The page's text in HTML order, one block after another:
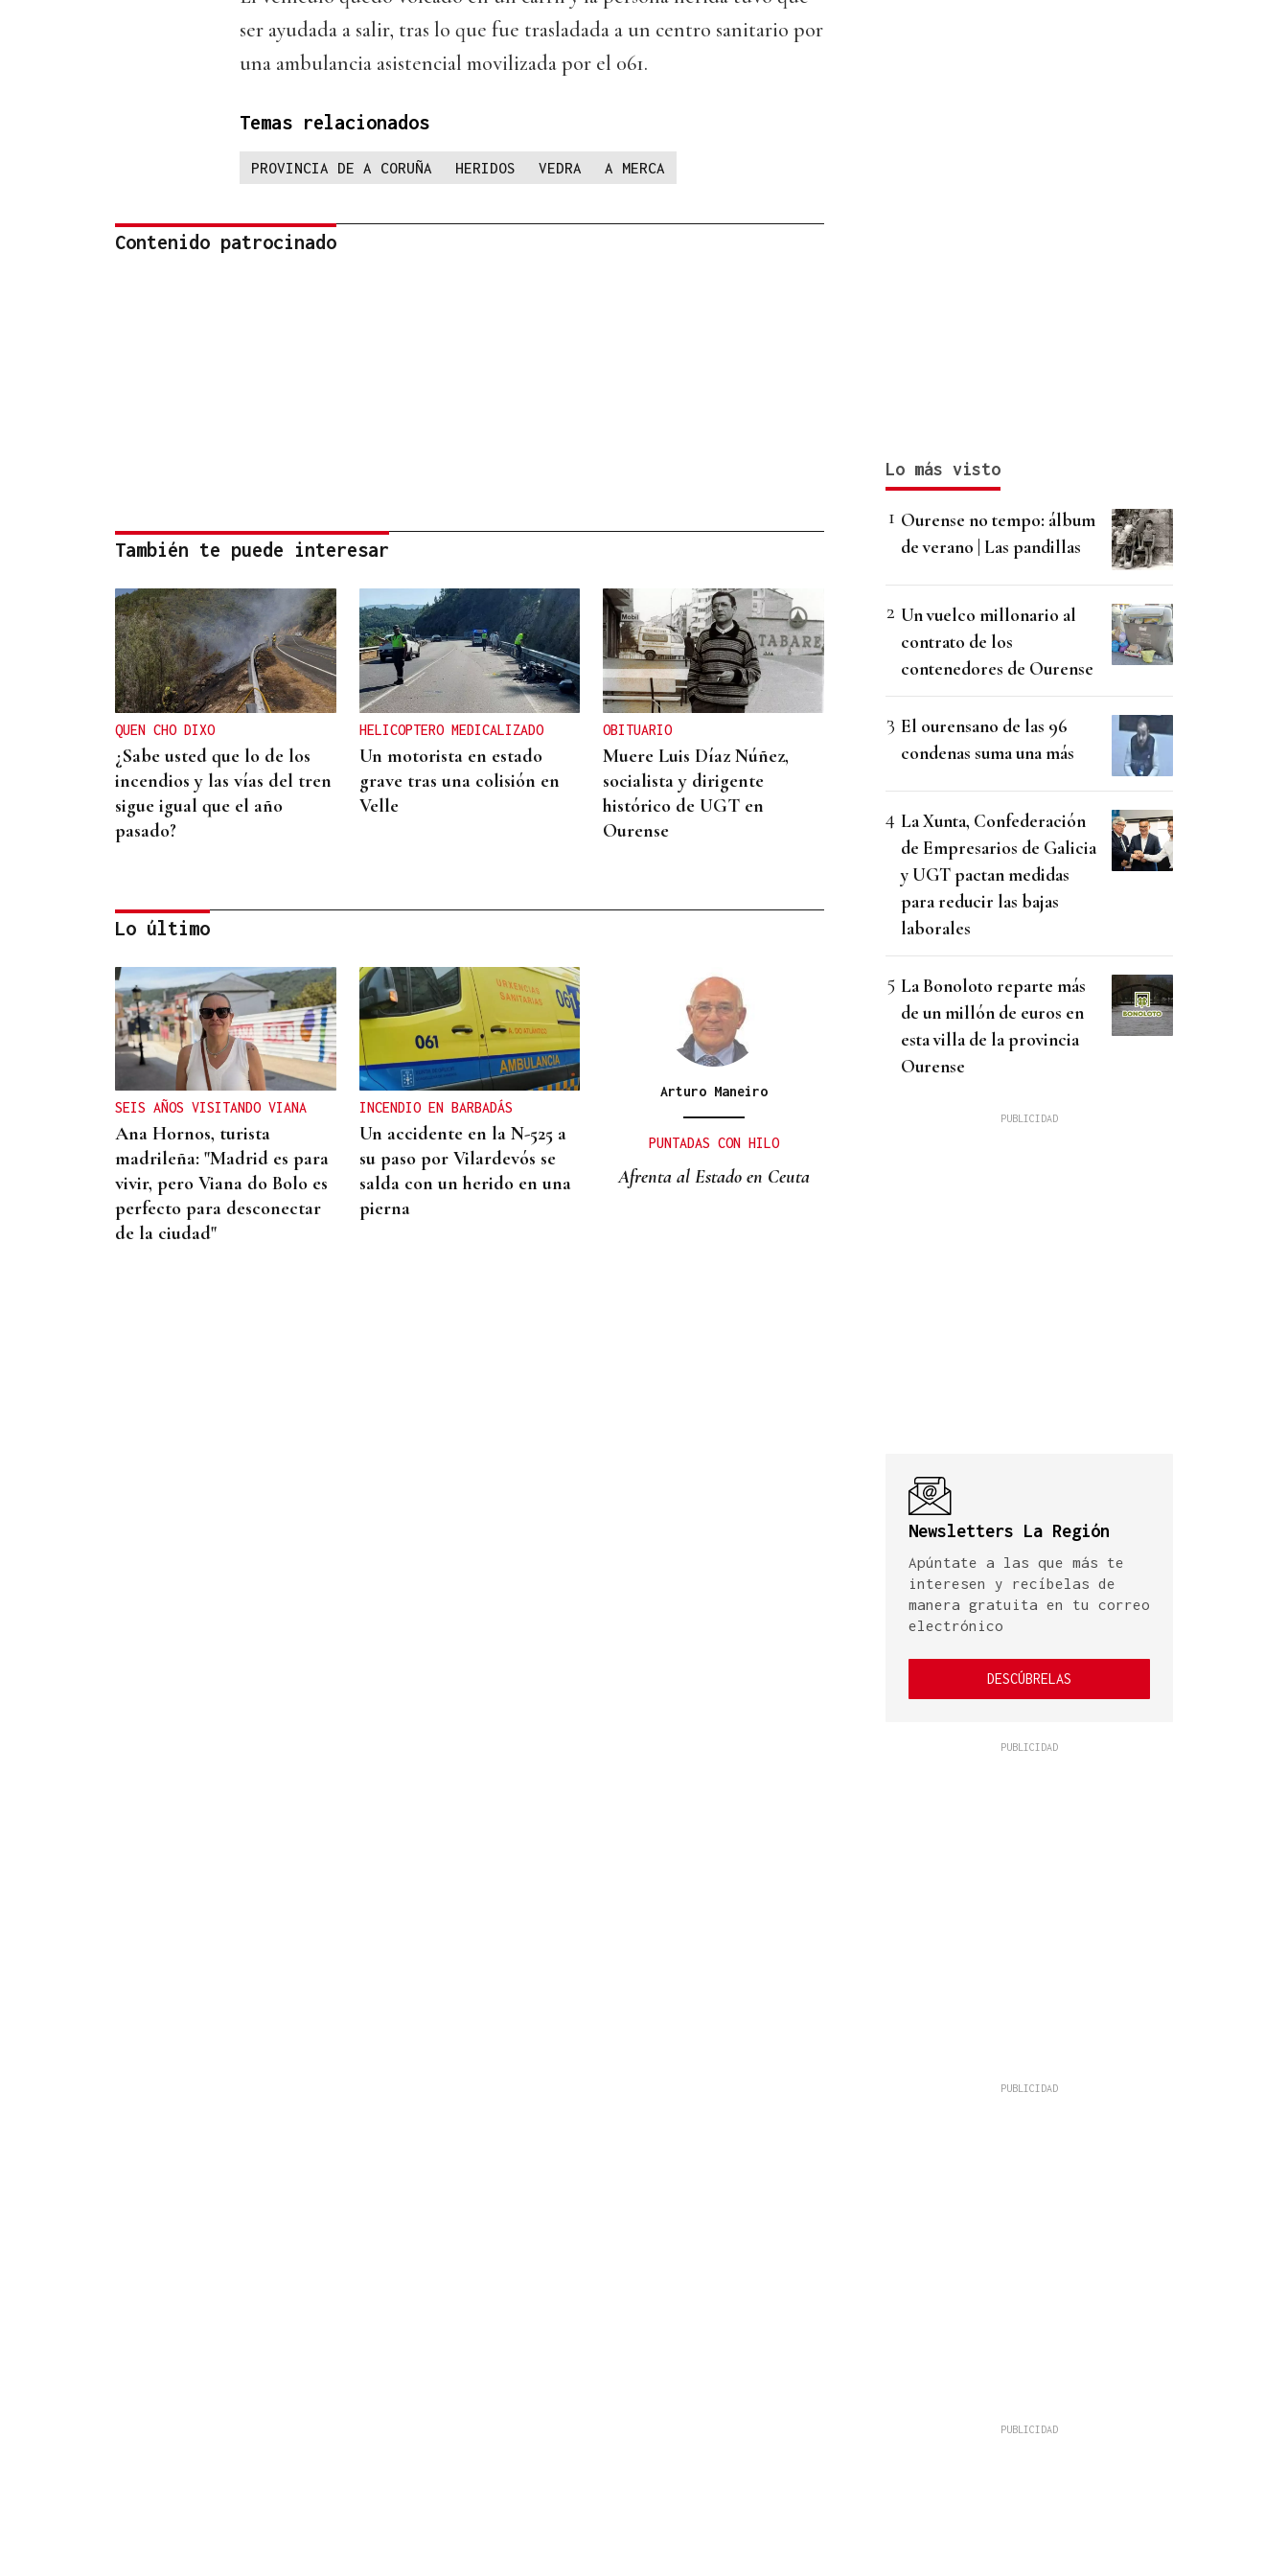
ser ayudada a salir, tras lo que fue trasladada a un centro sanitario por
una ambulancia asistencial movilizada por el 061.
Temas relacionados
PROVINCIA DE A CORUÑA HERIDOS VEDRA A MERCA
Contenido patrocinado
También te puede interesar
QUEN CHO DIXO
¿Sabe usted que lo de los
incendios y las vías del tren
sigue igual que el año
pasado?
HELICOPTERO MEDICALIZADO
Un motorista en estado
grave tras una colisión en
Velle
OBITUARIO
Muere Luis Díaz Núñez,
socialista y dirigente
histórico de UGT en
Ourense
CANEDO
Un herido en la colisión
entre dos coches en la
entrada a las termas de
Outariz
Lo último
SEIS AÑOS VISITANDO VIANA
Ana Hornos, turista
madrileña: "Madrid es para
vivir, pero Viana do Bolo es
perfecto para desconectar
de la ciudad"
INCENDIO EN BARBADÁS
Un accidente en la N-525 a
su paso por Vilardevós se
salda con un herido en una
pierna
Arturo Maneiro
PUNTADAS CON HILO
Afrenta al Estado en Ceuta
Lo más visto
Ourense no tempo: álbum
de verano | Las pandillas
Un vuelco millonario al
contrato de los
contenedores de Ourense
El ourensano de las 96
condenas suma una más
La Xunta, Confederación
de Empresarios de Galicia
y UGT pactan medidas
para reducir las bajas
laborales
La Bonoloto reparte más
de un millón de euros en
esta villa de la provincia
Ourense
Newsletters La Región
Apúntate a las que más te
interesen y recíbelas de
manera gratuita en tu correo
electrónico
DESCÚBRELAS